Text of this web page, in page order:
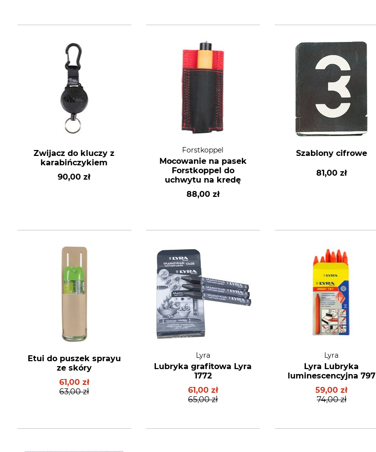
Zwijacz do kluczy z
karabińczykiem
90,00 zł
Forstkoppel
Mocowanie na pasek
Forstkoppel do
uchwytu na kredę
88,00 zł
Szablony cifrowe
81,00 zł
Etui do puszek sprayu
ze skóry
61,00 zł
63,00 zł
Lyra
Lubryka grafitowa Lyra
1772
61,00 zł
65,00 zł
Lyra
Lyra Lubryka
luminescencyjna 797
59,00 zł
74,00 zł